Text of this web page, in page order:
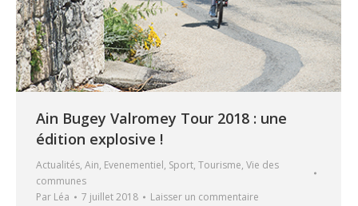
Ain Bugey Valromey Tour 2018 : une
édition explosive !
Actualités, Ain, Evenementiel, Sport, Tourisme, Vie des
communes
Par Léa 7 juillet 2018 Laisser un commentaire